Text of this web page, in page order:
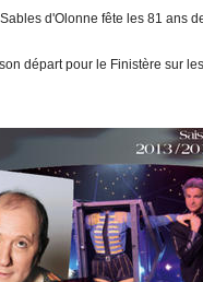
d'Olonne fête les 81 ans
départ pour le Finistère sur